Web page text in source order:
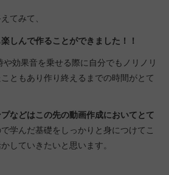
てみて、
しんで作ることができました！！
効果音を乗せる際に自分でもノリノリ
ともあり作り終えるまでの時間がとて
などはこの先の動画作成においてとて
学んだ基礎をしっかりと身につけてこ
していきたいと思います。